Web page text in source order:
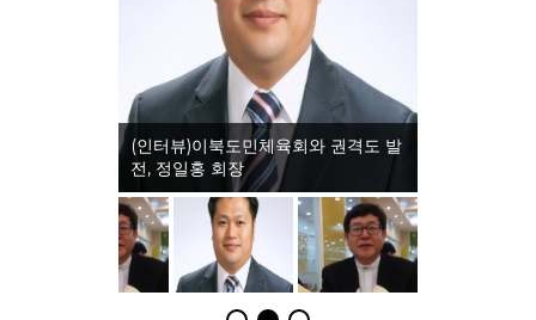
(인터뷰)이북도민체육회와 권격도 발
전, 정일홍 회장